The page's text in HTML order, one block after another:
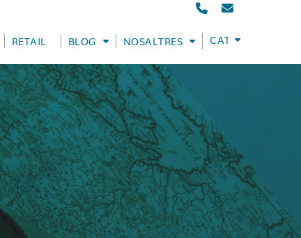
RETAIL BLOG NOSALTRES CATALÀ